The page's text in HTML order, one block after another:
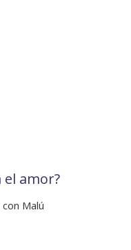
el amor?
Malú